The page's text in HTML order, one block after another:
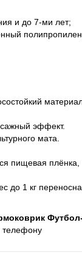
и до 7-ми лет;
эффект.
мата.
пищевая
до 1 кг
телефону